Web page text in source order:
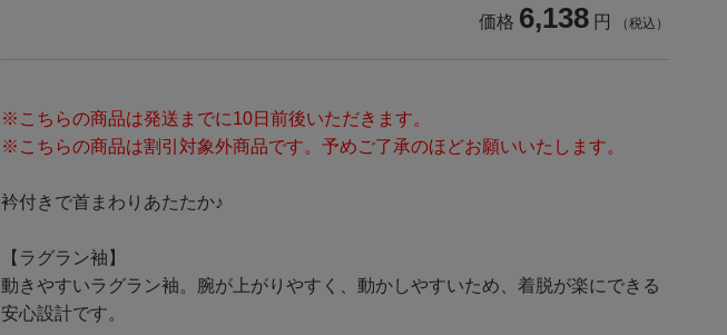
価格 6,138 円 （税込）
※こちらの商品は発送までに10日前後いただきます。
※こちらの商品は割引対象外商品です。予めご了承のほどお願いいたします。
衿付きで首まわりあたたか♪
【ラグラン袖】
動きやすいラグラン袖。腕が上がりやすく、動かしやすいため、着脱が楽にできる
安心設計です。